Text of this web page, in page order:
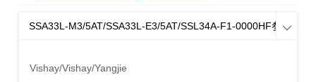
SSA33L-M3/5AT/SSA33L-E3/5AT/SSL34A-F1-0000HF参数

Vishay/Vishay/Yangjie